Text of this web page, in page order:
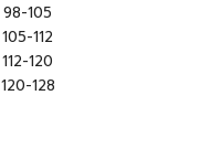
98-105
105-112
112-120
120-128